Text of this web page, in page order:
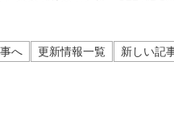
へ 更新情報一覧 新しい記